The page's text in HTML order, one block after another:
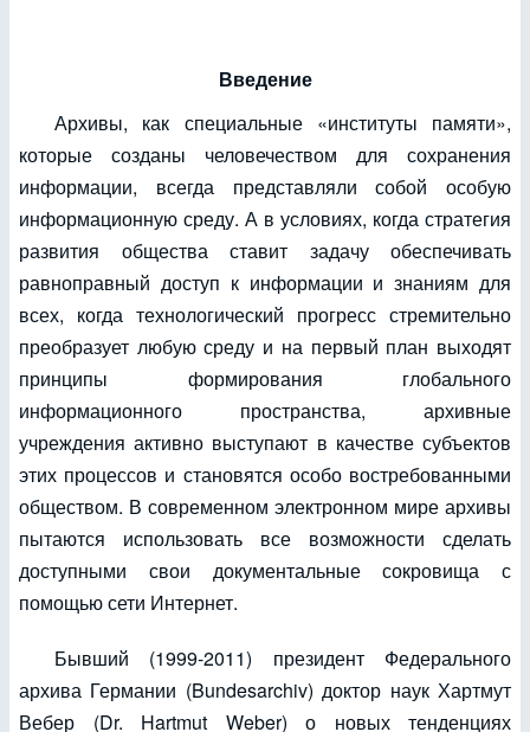
Введение
Архивы, как специальные «институты памяти»,
которые созданы человечеством для сохранения
информации, всегда представляли собой особую
информационную среду. А в условиях, когда стратегия
развития общества ставит задачу обеспечивать
равноправный доступ к информации и знаниям для
всех, когда технологический прогресс стремительно
преобразует любую среду и на первый план выходят
принципы формирования глобального
информационного пространства, архивные
учреждения активно выступают в качестве субъектов
этих процессов и становятся особо востребованными
обществом. В современном электронном мире архивы
пытаются использовать все возможности сделать
доступными свои документальные сокровища с
помощью сети Интернет.
Бывший (1999-2011) президент Федерального
архива Германии (Bundesarchiv) доктор наук Хартмут
Вебер (Dr. Hartmut Weber) о новых тенденциях